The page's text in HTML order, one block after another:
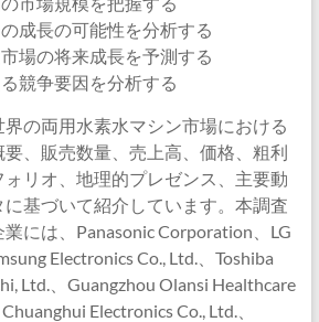
成長の可能性を分析する
場の将来成長を予測する
競争要因を分析する
の両用水素水マシン市場における
、販売数量、売上高、価格、粗利
リオ、地理的プレゼンス、主要動
基づいて紹介しています。本調査
には、Panasonic Corporation、LG
Electronics Co., Ltd.、Toshiba
Ltd.、Guangzhou Olansi Healthcare
Electronics Co., Ltd.、